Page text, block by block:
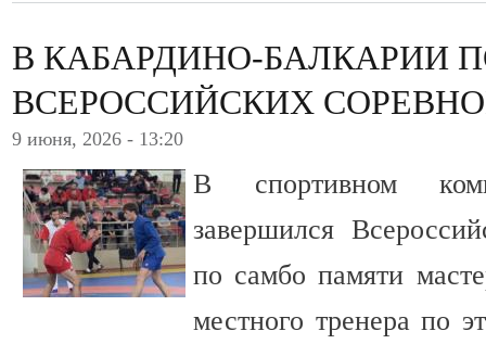
В КАБАРДИНО-БАЛКАРИИ
ВСЕРОССИЙСКИХ
9 июня, 2026 - 13:20
В спортивном
завершился
по самбо памяти
местного тренера по